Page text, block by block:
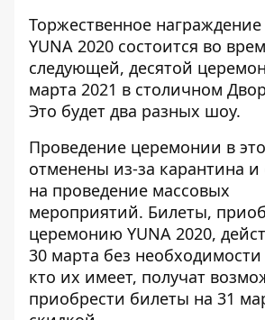
Торжественное
YUNA 2020 состоится во
следующей, десятой
марта 2021 в столичном
Это будет два разных шоу.
Проведение церемонии в
отменены из-за карантина и
на проведение массовых
мероприятий. Билеты,
церемонию YUNA 2020,
30 марта без
кто их имеет, получат
приобрести билеты на 31